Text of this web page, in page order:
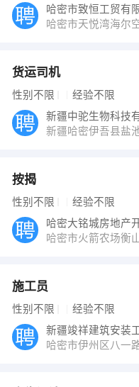
哈密市致恒工贸有
哈密市天悦湾海尔
货运司机
性别不限 经验不限
新疆中驼生物科技
新疆哈密伊吾县盐
按揭
性别不限 经验不限
哈密大铭城房地产
哈密市火箭农场衡
施工员
性别不限 经验不限
哈密市伊州区八一